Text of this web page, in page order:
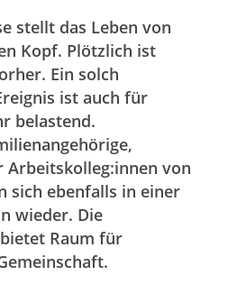
stellt das Leben von
Kopf. Plötzlich ist
Ein solch
ist auch für
belastend.
Arbeitskolleg:innen von
sich ebenfalls in einer
wieder. Die
Raum für